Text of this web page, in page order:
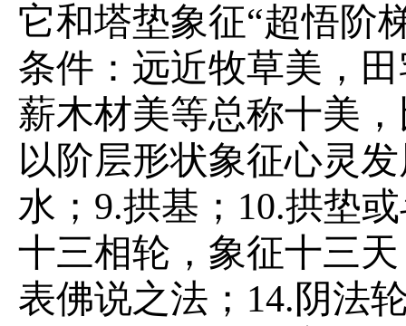
它和塔垫象征“超悟阶
条件：远近牧草美，
薪木材美等总称十美
以阶层形状象征心灵
水；9.拱基；10.拱垫
十三相轮，象征十三
表佛说之法；14.阴法